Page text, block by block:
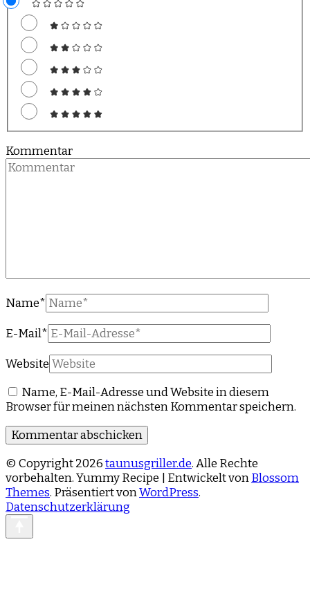
Kommentar
Name*
E-Mail*
Website
Name, E-Mail-Adresse und Website in diesem
Browser für meinen nächsten Kommentar speichern.
© Copyright 2026taunusgriller.de. Alle Rechte
vorbehalten.Yummy Recipe | Entwickelt vonBlossom
Themes. Präsentiert vonWordPress.
Datenschutzerklärung